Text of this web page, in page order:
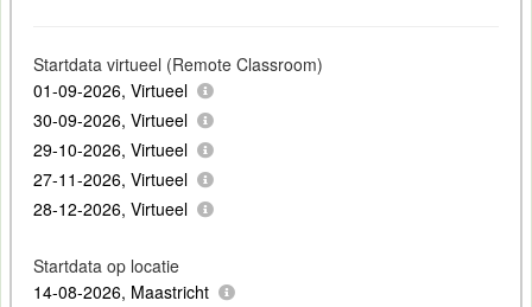
Startdata virtueel (Remote Classroom)
01-09-2026, Virtueel
30-09-2026, Virtueel
29-10-2026, Virtueel
27-11-2026, Virtueel
28-12-2026, Virtueel
Startdata op locatie
14-08-2026, Maastricht